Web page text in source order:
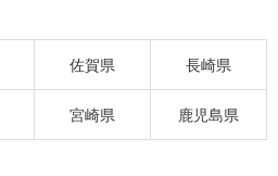
佐賀県 長崎県
宮崎県 鹿児島県